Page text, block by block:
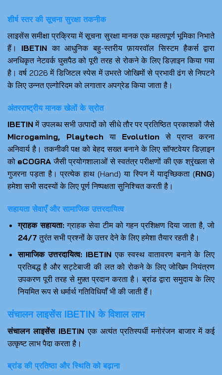
शीर्ष स्तर की सूचना सुरक्षा तकनीक
लाइसेंस समीक्षा प्रक्रिया में सूचना सुरक्षा मानक एक महत्वपूर्ण भूमिका निभाते
हैं। IBETIN का आधुनिक बहु-स्तरीय फ़ायरवॉल सिस्टम हैकर्स द्वारा
अनधिकृत नेटवर्क घुसपैठ को पूरी तरह से रोकने के लिए डिज़ाइन किया गया
है। वर्ष 2026 में डिजिटल स्पेस में उभरते जोखिमों से प्रभावी ढंग से निपटने
के लिए उन्नत एल्गोरिदम को लगातार अपग्रेड किया जाता है।
अंतरराष्ट्रीय मानक खेलों के स्रोत
IBETINमें उपलब्ध सभी उत्पादों को सीधे तौर पर प्रतिष्ठित प्रकाशकों जैसे
Microgaming, Playtech या Evolution से प्राप्त करना
अनिवार्य है। तकनीकी पक्ष को बेहद सख्त बनाने के लिए सॉफ्टवेयर डिज़ाइन
को eCOGRA जैसी प्रयोगशालाओं से स्वतंत्र परीक्षणों की एक श्रृंखला से
गुजरना पड़ता है। प्रत्येक हाथ (Hand) या स्पिन में यादृच्छिकता (RNG)
हमेशा सभी सदस्यों के लिए पूर्ण निष्पक्षता सुनिश्चित करती है।
सहायता सेवाएँ और सामाजिक उत्तरदायित्व
ग्राहक सहायता:ग्राहक सेवा टीम को गहन प्रशिक्षण दिया जाता है, जो
24/7 तुरंत सभी प्रश्नों के उत्तर देने के लिए हमेशा तैयार रहती है।
सामाजिक उत्तरदायित्व: IBETIN एक स्वस्थ वातावरण बनाने के लिए
प्रतिबद्ध है और सट्टेबाजी की लत को रोकने के लिए जोखिम नियंत्रण
उपकरण पूरी तरह से मुफ़्त प्रदान करता है। ब्रांड द्वारा समुदाय के लिए
नियमित रूप से धर्मार्थ गतिविधियाँ भी की जाती हैं।
संचालन लाइसेंस IBETIN के विशाल लाभ
संचालन लाइसेंस IBETIN एक अत्यंत प्रतिस्पर्धी मनोरंजन बाजार में कई
उत्कृष्ट लाभ पैदा करता है।
ब्रांड की प्रतिष्ठा और स्थिति को बढ़ाना